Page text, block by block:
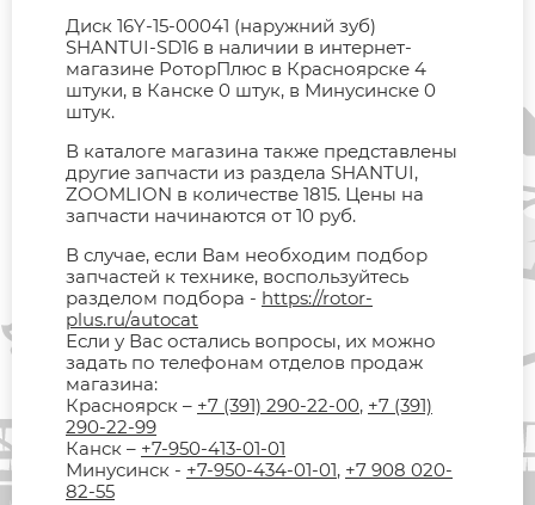
Диск 16Y-15-00041 (наружний зуб)
SHANTUI-SD16 в наличии в интернет-
магазине РоторПлюс в Красноярске 4
штуки, в Канске 0 штук, в Минусинске 0
штук.
В каталоге магазина также представлены
другие запчасти из раздела SHANTUI,
ZOOMLION в количестве 1815. Цены на
запчасти начинаются от 10 руб.
В случае, если Вам необходим подбор
запчастей к технике, воспользуйтесь
разделом подбора - https://rotor-
plus.ru/autocat
Если у Вас остались вопросы, их можно
задать по телефонам отделов продаж
магазина:
Красноярск – +7 (391) 290-22-00, +7 (391)
290-22-99
Канск – +7-950-413-01-01
Минусинск - +7-950-434-01-01, +7 908 020-
82-55